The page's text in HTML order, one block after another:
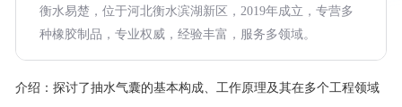
衡水易楚，位于河北衡水滨湖新区，2019年成立，专营多
种橡胶制品，专业权威，经验丰富，服务多领域。
介绍： 探讨了抽水气囊的基本构成、工作原理及其在多个工程领域